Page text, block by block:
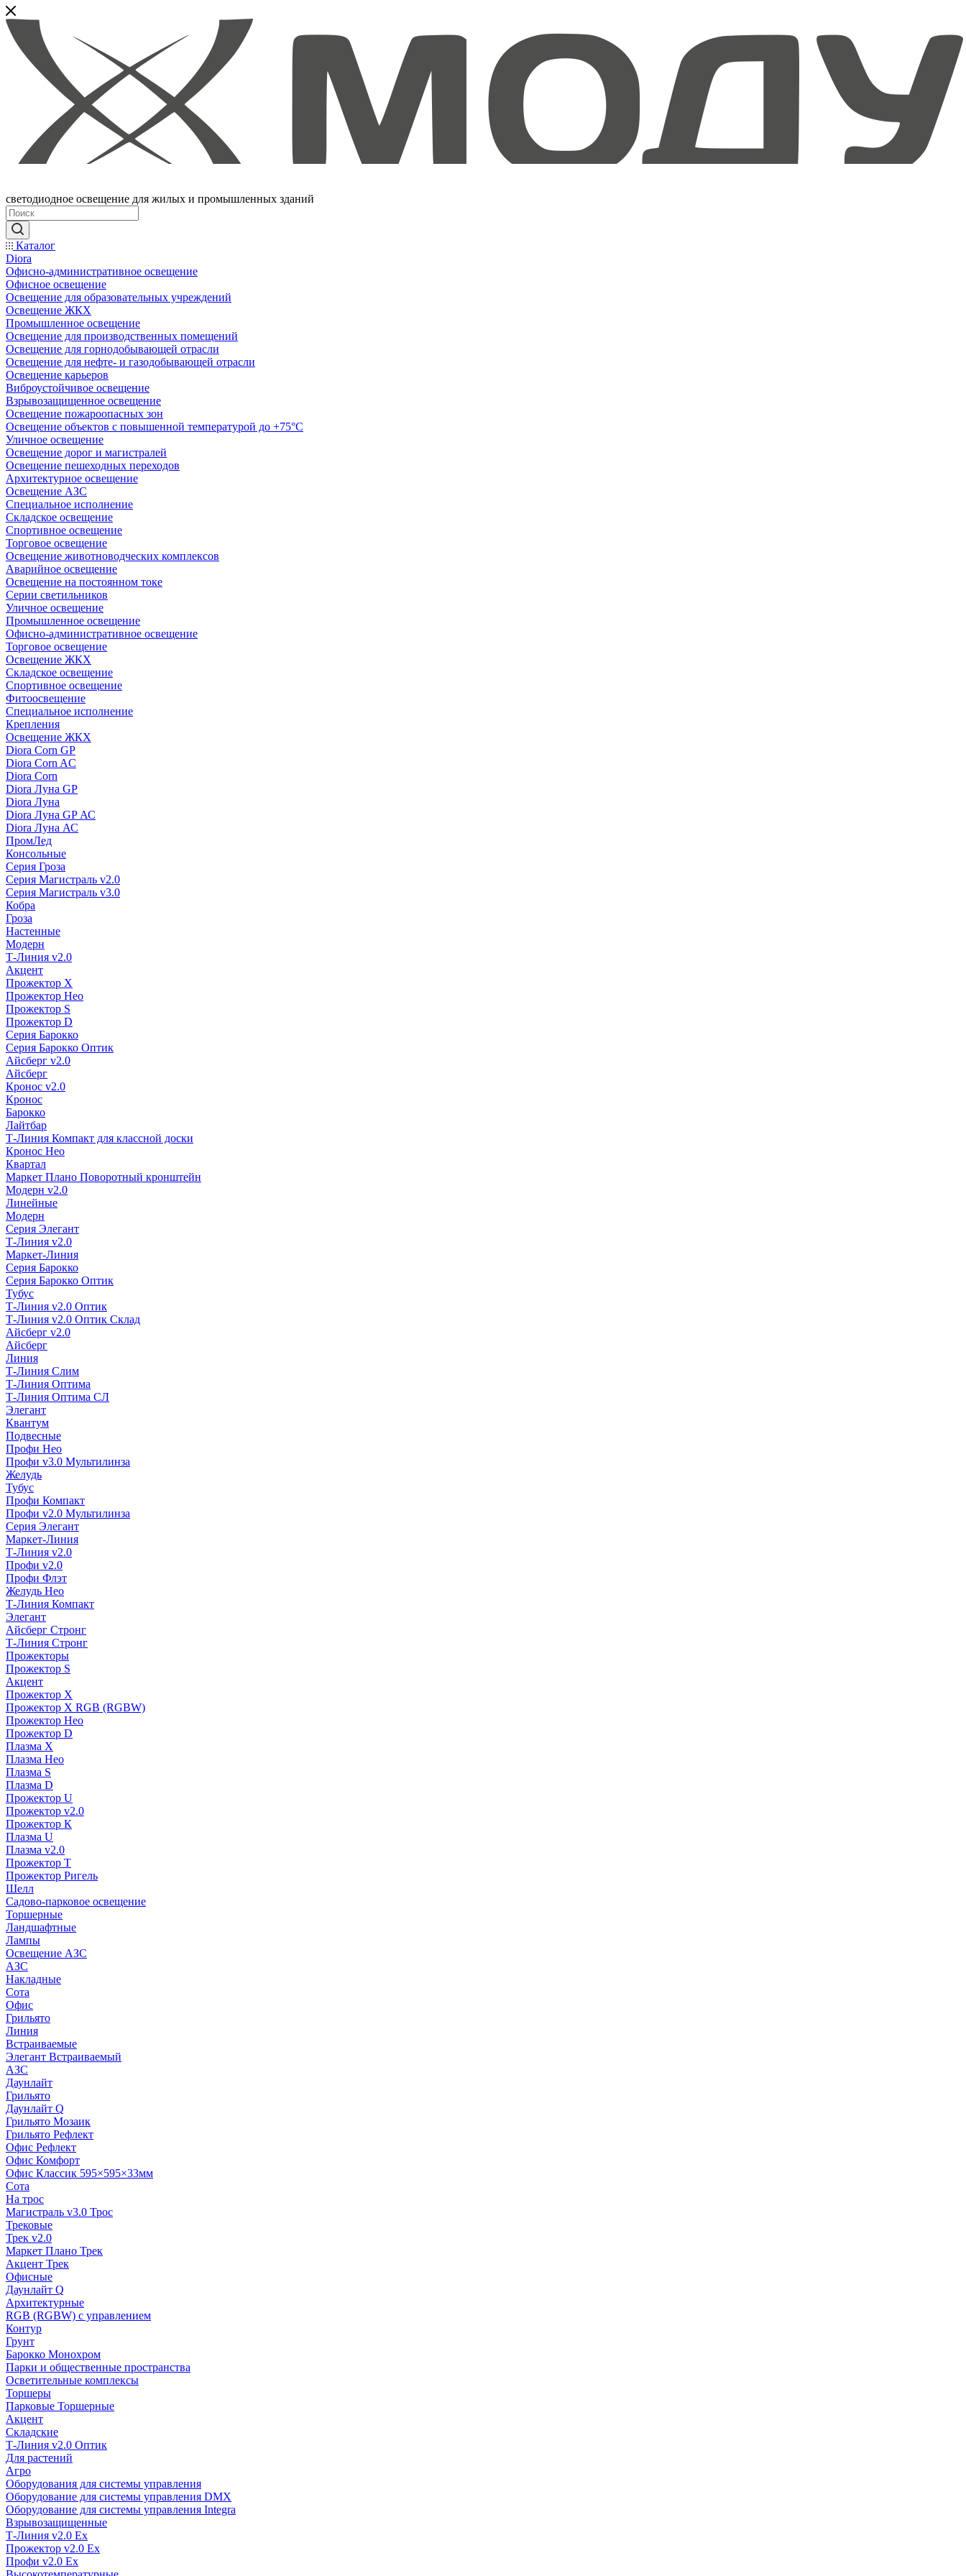
светодиодное освещение для жилых и промышленных зданий
Каталог
Diora
Офисно-административное освещение
Офисное освещение
Освещение для образовательных учреждений
Освещение ЖКХ
Промышленное освещение
Освещение для производственных помещений
Освещение для горнодобывающей отрасли
Освещение для нефте- и газодобывающей отрасли
Освещение карьеров
Виброустойчивое освещение
Взрывозащищенное освещение
Освещение пожароопасных зон
Освещение объектов с повышенной температурой до +75°C
Уличное освещение
Освещение дорог и магистралей
Освещение пешеходных переходов
Архитектурное освещение
Освещение АЗС
Специальное исполнение
Складское освещение
Спортивное освещение
Торговое освещение
Освещение животноводческих комплексов
Аварийное освещение
Освещение на постоянном токе
Серии светильников
Уличное освещение
Промышленное освещение
Офисно-административное освещение
Торговое освещение
Освещение ЖКХ
Складское освещение
Спортивное освещение
Фитоосвещение
Специальное исполнение
Крепления
Освещение ЖКХ
Diora Corn GP
Diora Corn AC
Diora Corn
Diora Луна GP
Diora Луна
Diora Луна GP АС
Diora Луна АС
ПромЛед
Консольные
Серия Гроза
Серия Магистраль v2.0
Серия Магистраль v3.0
Кобра
Гроза
Настенные
Модерн
Т-Линия v2.0
Акцент
Прожектор X
Прожектор Нео
Прожектор S
Прожектор D
Серия Барокко
Серия Барокко Оптик
Айсберг v2.0
Айсберг
Кронос v2.0
Кронос
Барокко
Лайтбар
Т-Линия Компакт для классной доски
Кронос Нео
Квартал
Маркет Плано Поворотный кронштейн
Модерн v2.0
Линейные
Модерн
Серия Элегант
Т-Линия v2.0
Маркет-Линия
Серия Барокко
Серия Барокко Оптик
Тубус
Т-Линия v2.0 Оптик
Т-Линия v2.0 Оптик Склад
Айсберг v2.0
Айсберг
Линия
Т-Линия Слим
Т-Линия Оптима
Т-Линия Оптима СЛ
Элегант
Квантум
Подвесные
Профи Нео
Профи v3.0 Мультилинза
Желудь
Тубус
Профи Компакт
Профи v2.0 Мультилинза
Серия Элегант
Маркет-Линия
Т-Линия v2.0
Профи v2.0
Профи Флэт
Желудь Нео
Т-Линия Компакт
Элегант
Айсберг Стронг
Т-Линия Стронг
Прожекторы
Прожектор S
Акцент
Прожектор X
Прожектор Х RGB (RGBW)
Прожектор Нео
Прожектор D
Плазма X
Плазма Нео
Плазма S
Плазма D
Прожектор U
Прожектор v2.0
Прожектор К
Плазма U
Плазма v2.0
Прожектор Т
Прожектор Ригель
Шелл
Садово-парковое освещение
Торшерные
Ландшафтные
Лампы
Освещение АЗС
АЗС
Накладные
Сота
Офис
Грильято
Линия
Встраиваемые
Элегант Встраиваемый
АЗС
Даунлайт
Грильято
Даунлайт Q
Грильято Мозаик
Грильято Рефлект
Офис Рефлект
Офис Комфорт
Офис Классик 595×595×33мм
Сота
На трос
Магистраль v3.0 Трос
Трековые
Трек v2.0
Маркет Плано Трек
Акцент Трек
Офисные
Даунлайт Q
Архитектурные
RGB (RGBW) с управлением
Контур
Грунт
Барокко Монохром
Парки и общественные пространства
Осветительные комплексы
Торшеры
Парковые Торшерные
Акцент
Складские
Т-Линия v2.0 Оптик
Для растений
Агро
Оборудования для системы управления
Оборудование для системы управления DMX
Оборудование для системы управления Integra
Взрывозащищенные
Т-Линия v2.0 Ex
Прожектор v2.0 Ex
Профи v2.0 Ex